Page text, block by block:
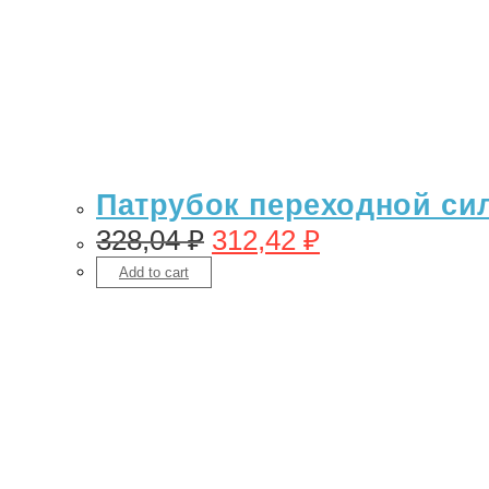
Патрубок переходной
328,04₽ 312,42 ₽
Add to cart